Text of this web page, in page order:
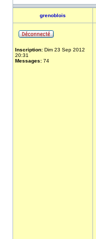
grenoblois
Inscription: Dim 23 Sep 2012
20:31
Messages: 74